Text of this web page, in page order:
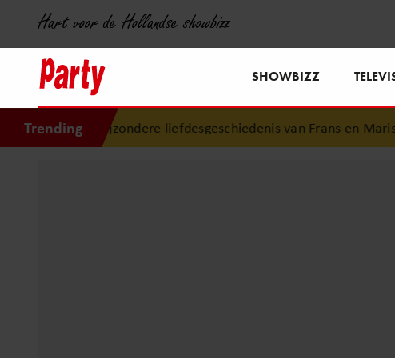
Hart voor de Hollandse showbizz
SHOWBIZZ
Trending
bijzondere liefdesgeschiedenis van Frans en Mariska Bauer: ook